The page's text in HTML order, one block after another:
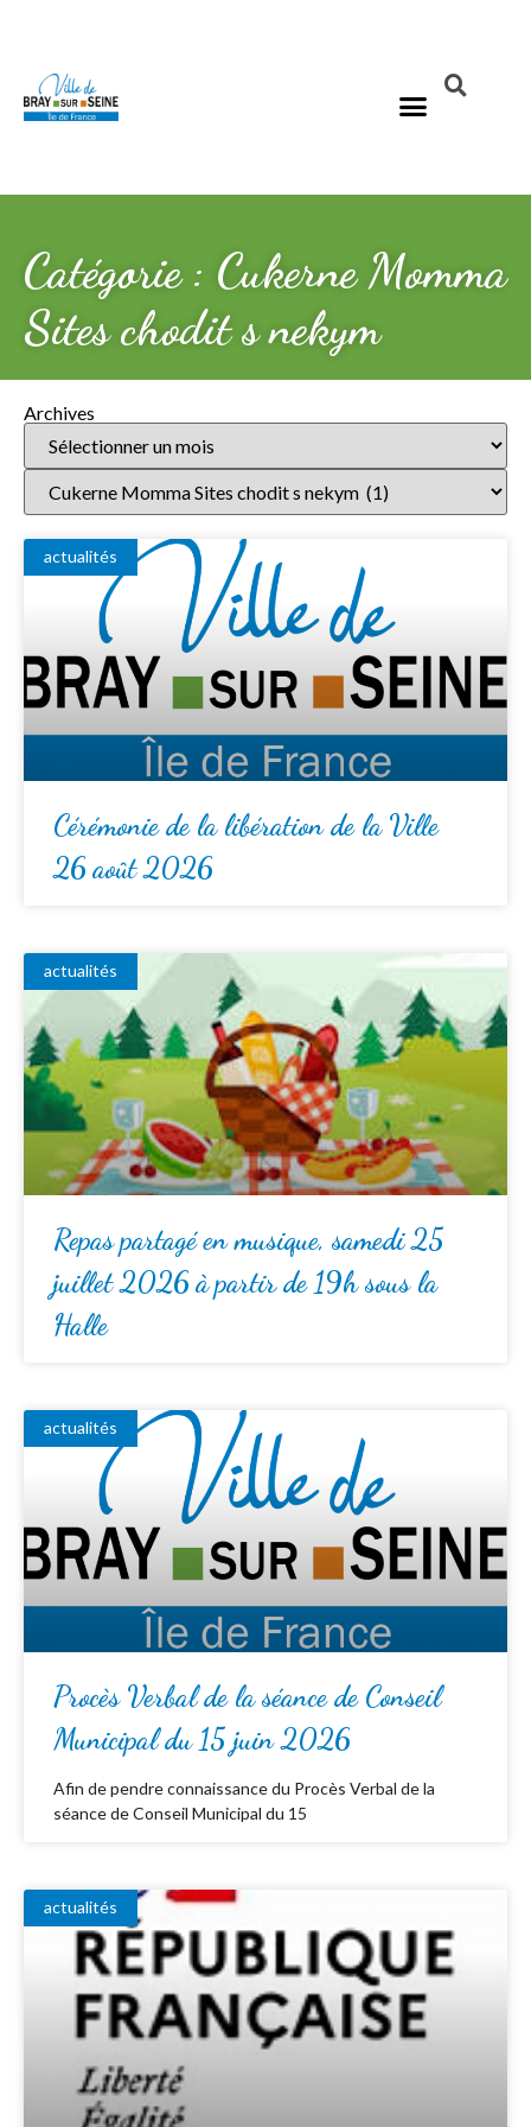
Catégorie : Cukerne Momma
Sites chodit s nekym
Archives
actualités
Cérémonie de la libération de la Ville
26 août 2026
actualités
Repas partagé en musique, samedi 25
juillet 2026 à partir de 19h sous la
Halle
actualités
Procès Verbal de la séance de Conseil
Municipal du 15 juin 2026
Afin de pendre connaissance du Procès Verbal de la
séance de Conseil Municipal du 15
actualités